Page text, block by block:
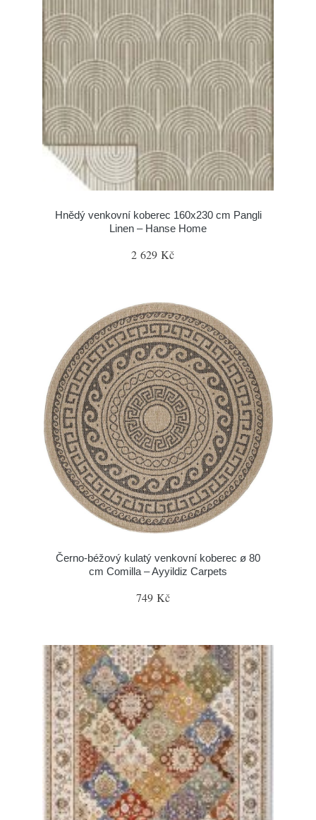
Hnědý venkovní koberec 160x230 cm Pangli
Linen – Hanse Home
2 629 Kč
Černo-béžový kulatý venkovní koberec ø 80
cm Comilla – Ayyildiz Carpets
749 Kč